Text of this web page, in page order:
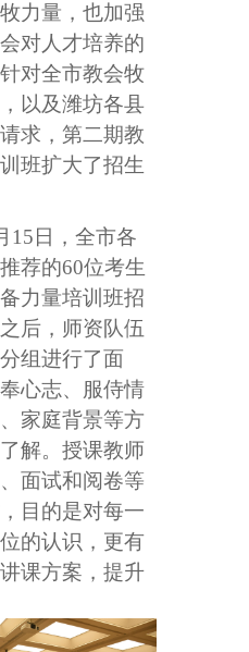
力量，也加强
对人才培养的
对全市教会牧
以及潍坊各县
求，第二期教
班扩大了招生
15日，全市各
荐的60位考生
力量培训班招
后，师资队伍
组进行了面
心志、服侍情
家庭背景等方
解。授课教师
面试和阅卷等
目的是对每一
的认识，更有
课方案，提升